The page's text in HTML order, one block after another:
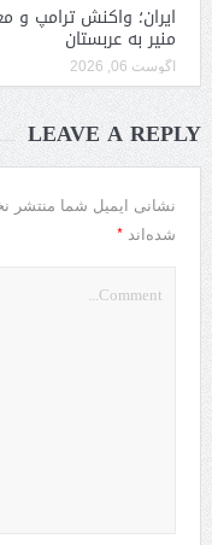
ایران؛ واکنش ترامپ و
منیر به عربستان
آگوست 06, 2026
LEAVE A REPLY
نشانی ایمیل شما منتشر
شده‌اند *